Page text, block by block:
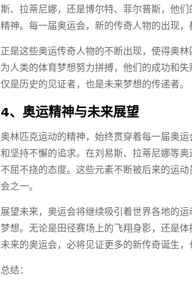
斯、拉蒂尼娜，还是博尔特、菲尔普斯，他
精神。每一届奥运会，新的传奇人物的出现
正是这些奥运传奇人物的不断出现，使得奥
为人类的体育梦想努力拼搏，他们的成功和
仅是历史的见证者，也是未来梦想的传递者。
4、奥运精神与未来展望
奥林匹克运动的精神，始终贯穿着每一届奥
和坚持不懈的追求。在刘易斯、拉蒂尼娜等
不屈不挠的态度。这些元素不断被后来的运
会之一。
展望未来，奥运会将继续吸引着世界各地的
梦想。无论是田径赛场上的飞翔身影，还是
未来的奥运会，必将见证更多的新传奇诞生
总结：